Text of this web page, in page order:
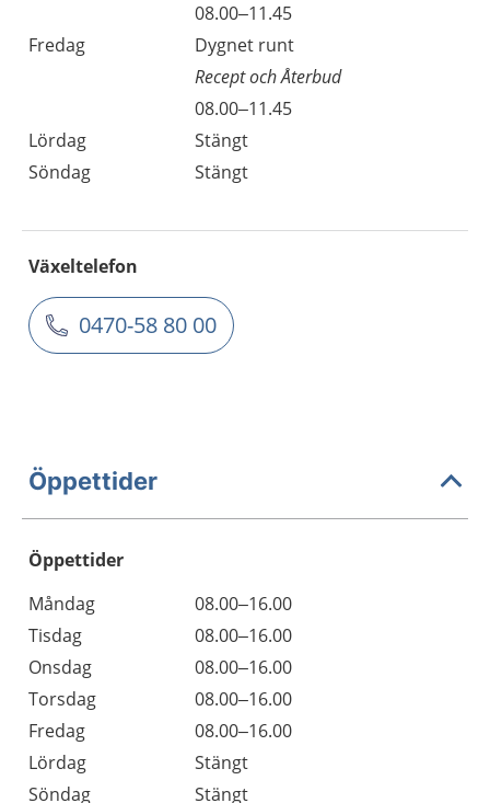
08.00–11.45
Fredag
Dygnet runt
Recept och Återbud
08.00–11.45
Lördag
Stängt
Söndag
Stängt
Växeltelefon
0470-58 80 00
Öppettider
Öppettider
Dag
Öppettider
Kommentarer
Måndag
08.00–16.00
Tisdag
08.00–16.00
Onsdag
08.00–16.00
Torsdag
08.00–16.00
Fredag
08.00–16.00
Lördag
Stängt
Söndag
Stängt